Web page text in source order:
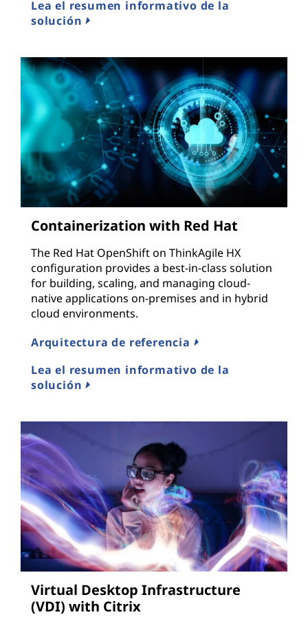
Lea el resumen informativo de la
solución
Containerization with Red Hat
The Red Hat OpenShift on ThinkAgile HX
configuration provides a best-in-class solution
for building, scaling, and managing cloud-
native applications on-premises and in hybrid
cloud environments.
Arquitectura de referencia
Lea el resumen informativo de la
solución
Virtual Desktop Infrastructure
(VDI) with Citrix